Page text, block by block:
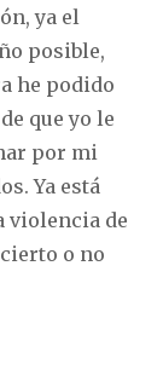
ya el
posible,
he podido
que yo le
por mi
Ya está
violencia de
o no